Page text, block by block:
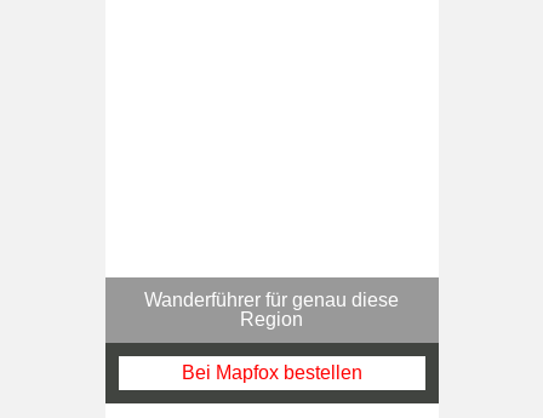
Wanderführer für genau diese
Region
Bei Mapfox bestellen